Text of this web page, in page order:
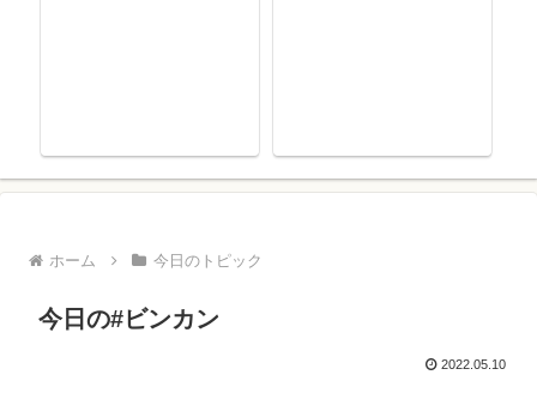
ホーム 今日のトピック
今日の#ビンカン
2022.05.10